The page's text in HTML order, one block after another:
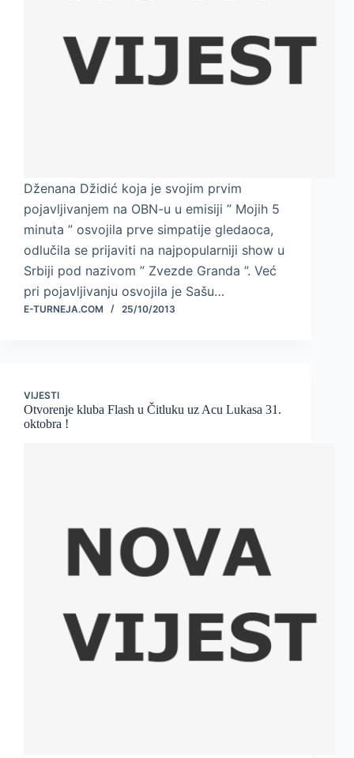
Dženana Džidić koja je svojim prvim
pojavljivanjem na OBN-u u emisiji ” Mojih 5
minuta ” osvojila prve simpatije gledaoca,
odlučila se prijaviti na najpopularniji show u
Srbiji pod nazivom ” Zvezde Granda ”. Već
pri pojavljivanju osvojila je Sašu…
E-TURNEJA.COM 25/10/2013
VIJESTI
Otvorenje kluba Flash u Čitluku uz Acu Lukasa 31.
oktobra !